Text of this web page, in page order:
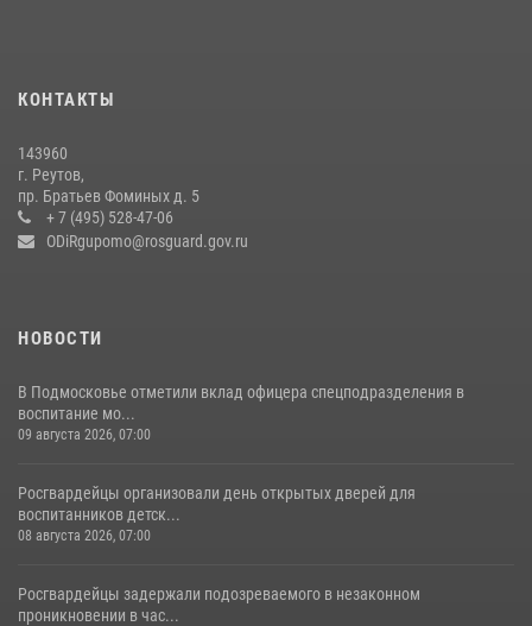
препятствий со стрельбой
Росгвардейцы открыли свои двери для школьников в Подмосковье
18 июля 2026, 07:03
КОНТАКТЫ
143960
г. Реутов,
пр. Братьев Фоминых д. 5
+ 7 (495) 528-47-06
ODiRgupomo@rosguard.gov.ru
НОВОСТИ
В Подмосковье отметили вклад офицера спецподразделения в
воспитание мо...
09 августа 2026, 07:00
Росгвардейцы организовали день открытых дверей для
воспитанников детск...
08 августа 2026, 07:00
Росгвардейцы задержали подозреваемого в незаконном
проникновении в час...